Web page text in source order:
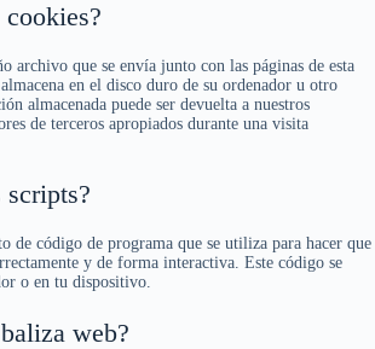
archivo que se envía junto con las páginas de esta
en el disco duro de su ordenador u otro
almacenada puede ser devuelta a nuestros
de terceros apropiados durante una visita
scripts?
de código de programa que se utiliza para hacer que
y de forma interactiva. Este código se
o en tu dispositivo.
web?